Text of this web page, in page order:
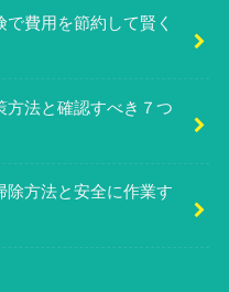
費用を節約して賢く
方法と確認すべき７つ
除方法と安全に作業す